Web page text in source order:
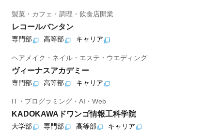
製菓・カフェ・調理・飲食店開業
レコールバンタン
専門部 高等部 キャリア
ヘアメイク・ネイル・エステ・ウエディング
ヴィーナスアカデミー
専門部 高等部 キャリア
IT・プログラミング・AI・Web
KADOKAWAドワンゴ情報工科学院
大学部 専門部 高等部 キャリア